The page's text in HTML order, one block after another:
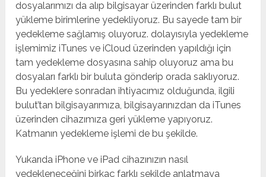
dosyalarımızı da alıp bilgisayar üzerinden farklı bulut
yükleme birimlerine yedekliyoruz. Bu sayede tam bir
yedekleme sağlamış oluyoruz. dolayısıyla yedekleme
işlemimiz iTunes ve iCloud üzerinden yapıldığı için
tam yedekleme dosyasına sahip oluyoruz ama bu
dosyaları farklı bir buluta gönderip orada saklıyoruz.
Bu yedeklere sonradan ihtiyacımız olduğunda, ilgili
bulut’tan bilgisayarımıza, bilgisayarınızdan da iTunes
üzerinden cihazımıza geri yükleme yapıyoruz.
Katmanın yedekleme işlemi de bu şekilde.
Yukarıda iPhone ve iPad cihazınızın nasıl
yedekleneceğini birkaç farklı şekilde anlatmaya